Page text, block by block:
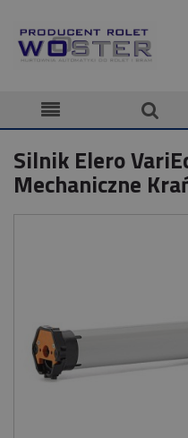
Silnik Elero
Mechaniczne